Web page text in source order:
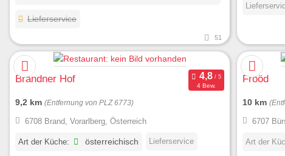
Lieferservice
51
Brandner Hof
4 Bew.
9,2 km (Entfernung von PLZ 6773)
6708 Brand, Vorarlberg, Österreich
Art der Küche: österreichisch Lieferservice
Frööd
10 km
6707
Art der